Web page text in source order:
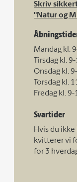
Skriv
"Natur og
Mandag kl.
Tirsdag kl.
Onsdag kl.
Torsdag kl.
Fredag kl. 9-
Svartider
Hvis du
kvitterer vi
for 3